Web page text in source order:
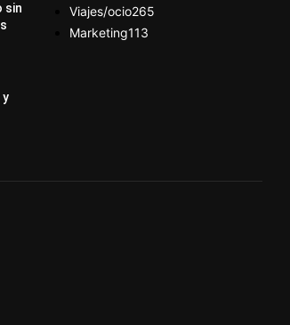
sin
y
Viajes/ocio265
Marketing113